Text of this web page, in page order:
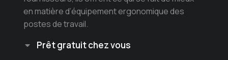
en matière d’équipement ergonomique des
postes de travail.
Prêt gratuit chez vous